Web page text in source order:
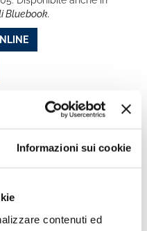
Informazioni sui cookie
contenuti ed
Bluebook.
, che sostituisce
degli utenti uno